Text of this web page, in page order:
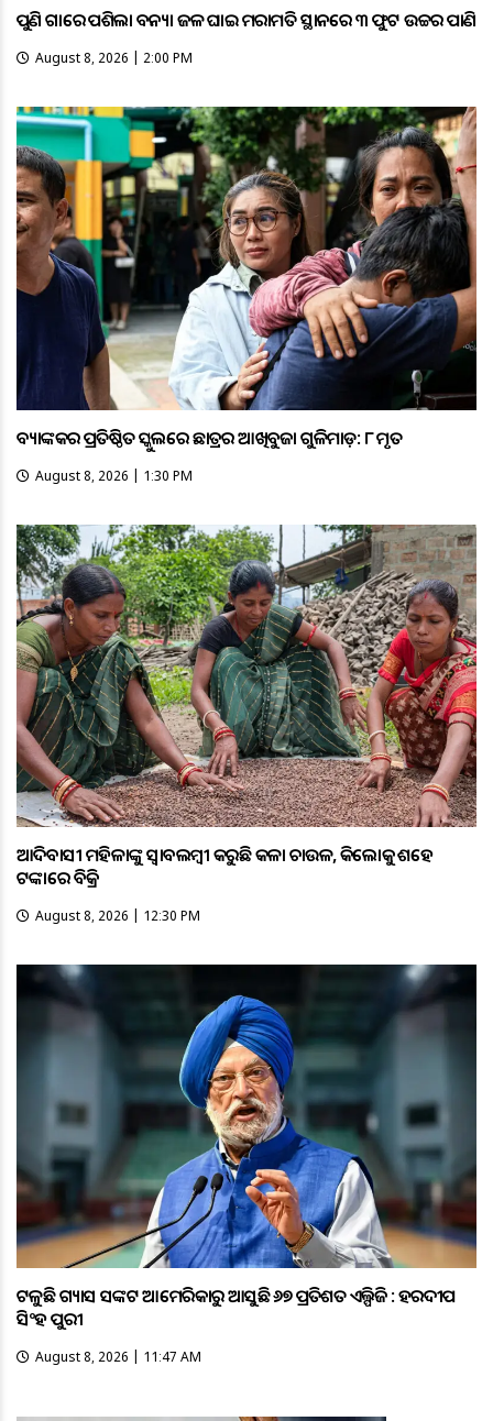
ପୁଣି ଗାଁରେ ପଶିଲା ବନ୍ୟା ଜଳ ଘାଇ ମରାମତି ସ୍ଥାନରେ ୩ ଫୁଟ ଉଚ୍ଚର ପାଣି
August 8, 2026 | 2:00 PM
ବ୍ୟାଙ୍କକର ପ୍ରତିଷ୍ଠିତ ସ୍କୁଲରେ ଛାତ୍ରର ଆଖିବୁଜା ଗୁଳିମାଡ଼: ୮ ମୃତ
August 8, 2026 | 1:30 PM
ଆଦିବାସୀ ମହିଳାଙ୍କୁ ସ୍ଵାବଲମ୍ଵୀ କରୁଛି କଳା ଚାଉଳ, କିଲୋକୁ ଶହେ
ଟଙ୍କାରେ ବିକ୍ରି
August 8, 2026 | 12:30 PM
ଟଳୁଛି ଗ୍ୟାସ ସଙ୍କଟ ଆମେରିକାରୁ ଆସୁଛି ୬୭ ପ୍ରତିଶତ ଏଲ୍ପିଜି : ହରଦୀପ
ସିଂହ ପୁରୀ
August 8, 2026 | 11:47 AM